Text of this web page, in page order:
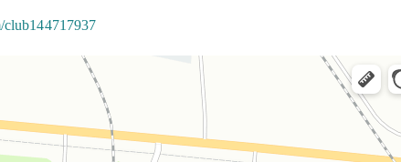
club144717937